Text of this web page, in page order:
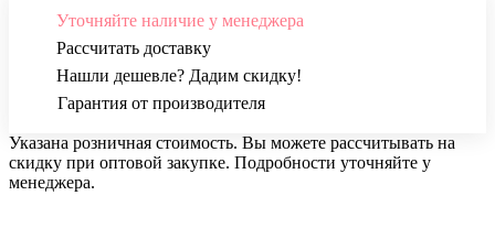
Уточняйте наличие у менеджера
Рассчитать доставку
Нашли дешевле? Дадим скидку!
Гарантия от производителя
Указана розничная стоимость. Вы можете рассчитывать на
скидку при оптовой закупке. Подробности уточняйте у
менеджера.